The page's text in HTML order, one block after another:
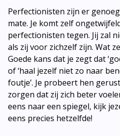
Perfectionisten zijn er
mate. Je komt zelf
perfectionisten tegen. Jij zal
als zij voor zichzelf zijn. Wat
Goede kans dat je zegt dat
of ‘haal jezelf niet zo naar
foutje’. Je probeert hen
zorgen dat zij zich beter
eens naar een spiegel, kijk
eens precies hetzelfde!